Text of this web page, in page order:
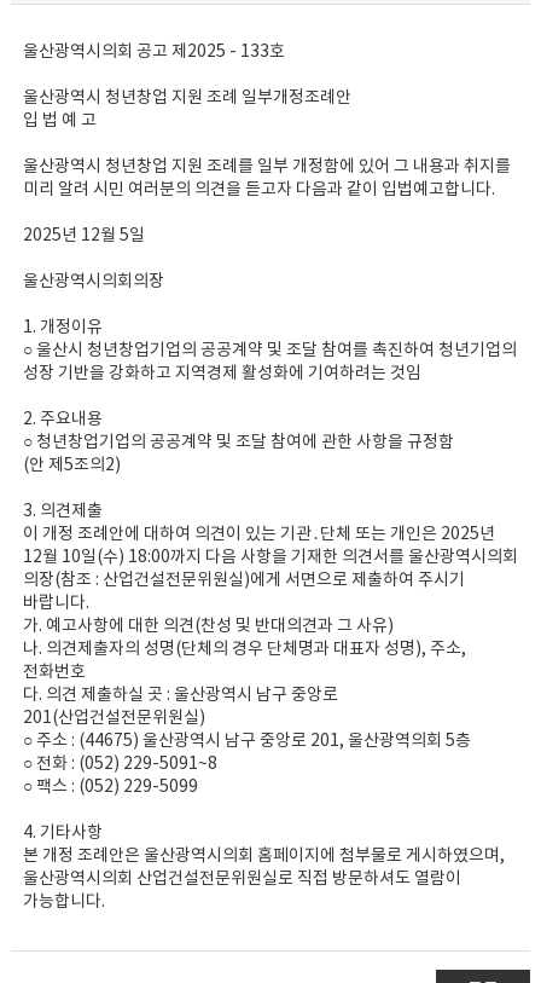
울산광역시의회 공고 제2025 - 133호
울산광역시 청년창업 지원 조례 일부개정조례안
입 법 예 고
울산광역시 청년창업 지원 조례를 일부 개정함에 있어 그 내용과 취지를
미리 알려 시민 여러분의 의견을 듣고자 다음과 같이 입법예고합니다.
2025년 12월 5일
울산광역시의회의장
1. 개정이유
○ 울산시 청년창업기업의 공공계약 및 조달 참여를 촉진하여 청년기업의
성장 기반을 강화하고 지역경제 활성화에 기여하려는 것임
2. 주요내용
○ 청년창업기업의 공공계약 및 조달 참여에 관한 사항을 규정함
(안 제5조의2)
3. 의견제출
이 개정 조례안에 대하여 의견이 있는 기관․단체 또는 개인은 2025년
12월 10일(수) 18:00까지 다음 사항을 기재한 의견서를 울산광역시의회
의장(참조 : 산업건설전문위원실)에게 서면으로 제출하여 주시기
바랍니다.
가. 예고사항에 대한 의견(찬성 및 반대의견과 그 사유)
나. 의견제출자의 성명(단체의 경우 단체명과 대표자 성명), 주소,
전화번호
다. 의견 제출하실 곳 : 울산광역시 남구 중앙로
201(산업건설전문위원실)
○ 주소 : (44675) 울산광역시 남구 중앙로 201, 울산광역의회 5층
○ 전화 : (052) 229-5091~8
○ 팩스 : (052) 229-5099
4. 기타사항
본 개정 조례안은 울산광역시의회 홈페이지에 첨부물로 게시하였으며,
울산광역시의회 산업건설전문위원실로 직접 방문하셔도 열람이
가능합니다.